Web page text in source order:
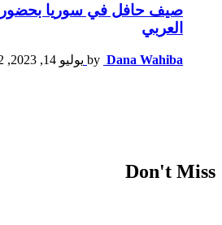
صيف حافل في سوريا بحضور
العربي
by Dana Wahiba يوليو 14, 2023, 2:42 م
Don't Miss